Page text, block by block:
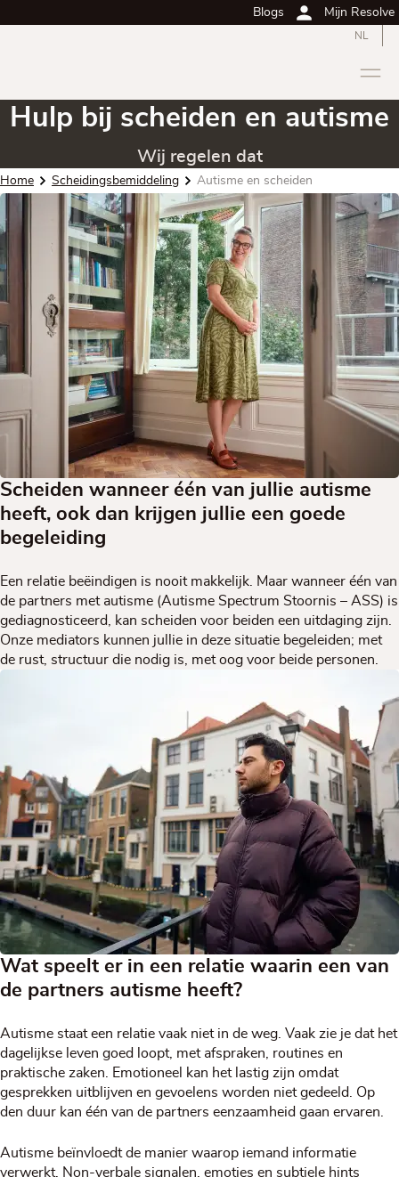
Blogs Mijn Resolve
NL
Hulp bij scheiden en autisme
Wij regelen dat
Home Scheidingsbemiddeling Autisme en scheiden
Scheiden wanneer één van jullie autisme
heeft, ook dan krijgen jullie een goede
begeleiding
Een relatie beëindigen is nooit makkelijk. Maar wanneer één van
de partners met autisme (Autisme Spectrum Stoornis – ASS) is
gediagnosticeerd, kan scheiden voor beiden een uitdaging zijn.
Onze mediators kunnen jullie in deze situatie begeleiden; met
de rust, structuur die nodig is, met oog voor beide personen.
Wat speelt er in een relatie waarin een van
de partners autisme heeft?
Autisme staat een relatie vaak niet in de weg. Vaak zie je dat het
dagelijkse leven goed loopt, met afspraken, routines en
praktische zaken. Emotioneel kan het lastig zijn omdat
gesprekken uitblijven en gevoelens worden niet gedeeld. Op
den duur kan één van de partners eenzaamheid gaan ervaren.
Autisme beïnvloedt de manier waarop iemand informatie
verwerkt. Non-verbale signalen, emoties en subtiele hints